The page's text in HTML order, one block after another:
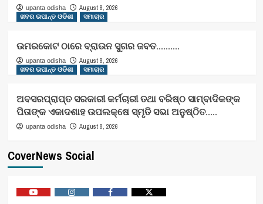
upanta odisha
August 8, 2026
ଖବର ଉପାନ୍ତ ଓଡିଶା
ସମାଚାର
ଉମରକୋଟ ଠାରେ ବ୍ରାଉନ ସୁଗର ଜବତ……….
upanta odisha
August 8, 2026
ଖବର ଉପାନ୍ତ ଓଡିଶା
ସମାଚାର
ଅବସରପ୍ରାପ୍ତ ସରକାରୀ କର୍ମଚାରୀ ତଥା ବରିଷ୍ଠ ସାମ୍ବାଦିକଙ୍କ
ପିତାଙ୍କ ଏକାଦଶାହ ଉପଲକ୍ଷେ ସ୍ମୃତି ସଭା ଅନୁଷ୍ଠିତ…..
upanta odisha August 8, 2026
CoverNews Social